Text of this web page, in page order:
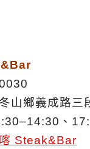
山鄉義成路三
、
Steak&Bar